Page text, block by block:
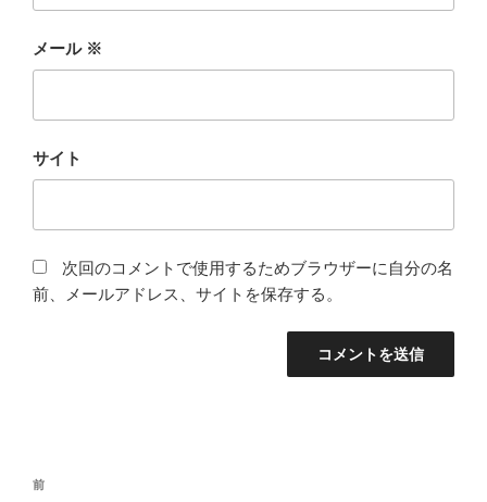
メール ※
サイト
次回のコメントで使用するためブラウザーに自分の名
前、メールアドレス、サイトを保存する。
投
過
前